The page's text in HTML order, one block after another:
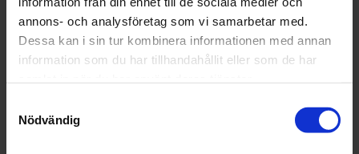
annons- och analysföretag som vi samarbetar med.
Dessa kan i sin tur kombinera informationen med annan
information som du har tillhandahållit eller som de har
Nödvändig
Age : Adult
Hinges : Non
Weight : 20 g